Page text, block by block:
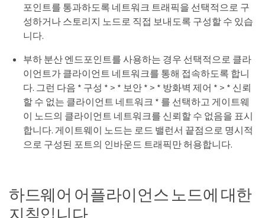
포인트를 통과하도록 네트워크 트래픽을 선택적으로 구
성하거나 스토리지 노드로 직접 보내도록 구성할 수 있습
니다.
부하 분산 엔드포인트를 사용하는 경우 선택적으로 클라
이언트가 클라이언트 네트워크를 통해 접속하도록 합니
다. 그런 다음 * 구성 * > * 보안 * > * 방화벽 제어 * > * 신뢰
할 수 없는 클라이언트 네트워크 * 를 선택하고 게이트웨
이 노드의 클라이언트 네트워크를 신뢰할 수 없음을 표시
합니다. 게이트웨이 노드는 로드 밸런서 끝점으로 명시적
으로 구성된 포트의 인바운드 트래픽만 허용합니다.
하드웨어 어플라이언스 노드에 대한
지침입니다